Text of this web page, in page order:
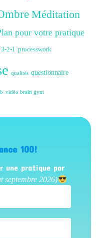
Méditation
pour votre pratique
3-2-1 processwork
qualités questionnaire
vidéo brain gym
100!
une pratique par
septembre 2026)